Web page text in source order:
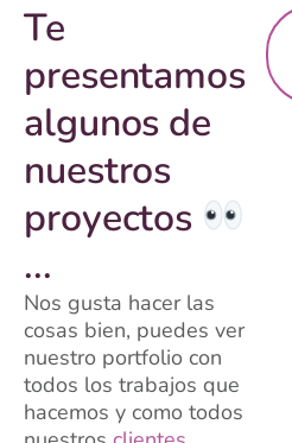
Te
presentamos
algunos de
nuestros
proyectos
...
Nos gusta hacer las
cosas bien, puedes ver
nuestro portfolio con
todos los trabajos que
hacemos y como todos